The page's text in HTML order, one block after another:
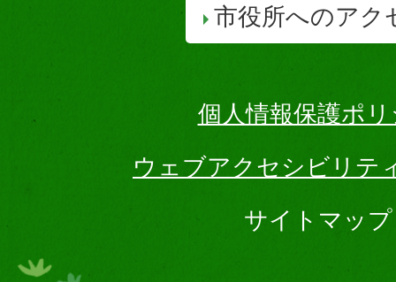
市役所へのアク
個人情報保護ポ
ウェブアクセシビリテ
サイトマップ